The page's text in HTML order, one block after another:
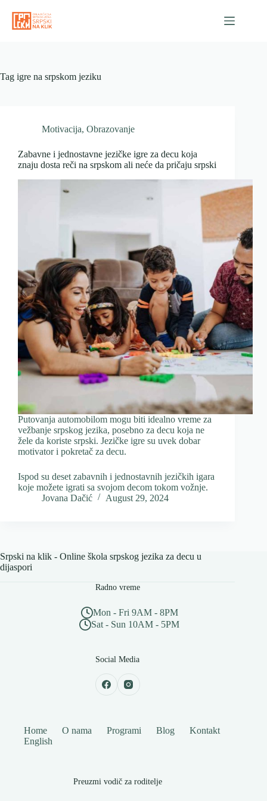
content
Tag igre na srpskom jeziku
Motivacija, Obrazovanje
Zabavne i jednostavne jezičke igre za decu koja
znaju dosta reči na srpskom ali neće da pričaju srpski
Putovanja automobilom mogu biti idealno vreme za
vežbanje srpskog jezika, posebno za decu koja ne
žele da koriste srpski. Jezičke igre su uvek dobar
motivator i pokretač za decu.
Ispod su deset zabavnih i jednostavnih jezičkih igara
koje možete igrati sa svojom decom tokom vožnje.
Jovana Dačić
August 29, 2024
Srpski na klik - Online škola srpskog jezika za decu u
dijaspori
Radno vreme
Mon - Fri 9AM - 8PM
Sat - Sun 10AM - 5PM
Social Media
Home O nama Programi Blog
Kontakt
English
Preuzmi vodič za roditelje